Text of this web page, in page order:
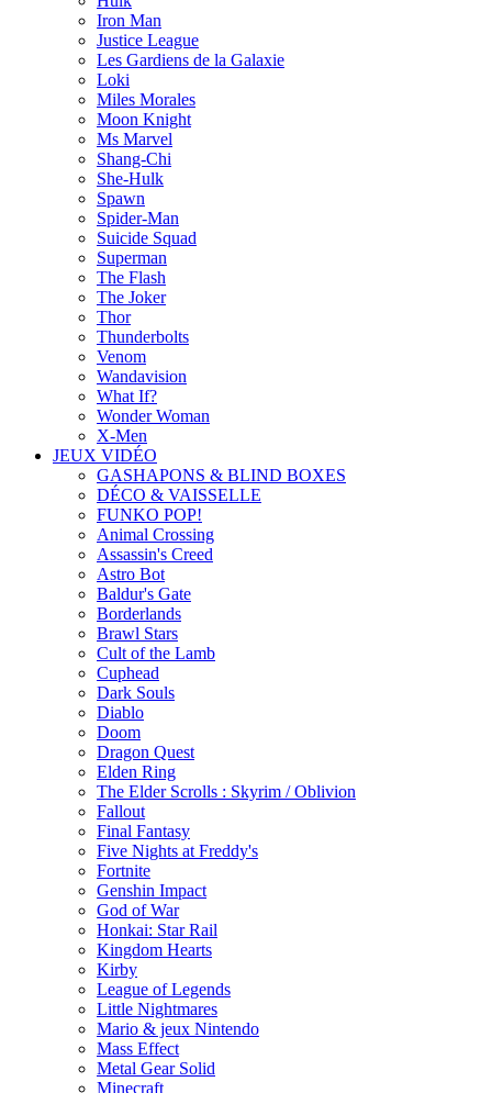
Iron Man
Justice League
Les Gardiens de la Galaxie
Loki
Miles Morales
Moon Knight
Ms Marvel
Shang-Chi
She-Hulk
Spawn
Spider-Man
Suicide Squad
Superman
The Flash
The Joker
Thor
Thunderbolts
Venom
Wandavision
What If?
Wonder Woman
X-Men
JEUX VIDÉO
GASHAPONS & BLIND BOXES
DÉCO & VAISSELLE
FUNKO POP!
Animal Crossing
Assassin's Creed
Astro Bot
Baldur's Gate
Borderlands
Brawl Stars
Cult of the Lamb
Cuphead
Dark Souls
Diablo
Doom
Dragon Quest
Elden Ring
The Elder Scrolls : Skyrim / Oblivion
Fallout
Final Fantasy
Five Nights at Freddy's
Fortnite
Genshin Impact
God of War
Honkai: Star Rail
Kingdom Hearts
Kirby
League of Legends
Little Nightmares
Mario & jeux Nintendo
Mass Effect
Metal Gear Solid
Minecraft